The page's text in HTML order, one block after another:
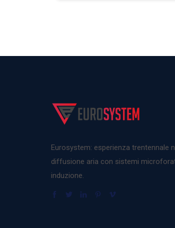
Eurosystem: esperienza trentennale
diffusione aria con sistemi
induzione.